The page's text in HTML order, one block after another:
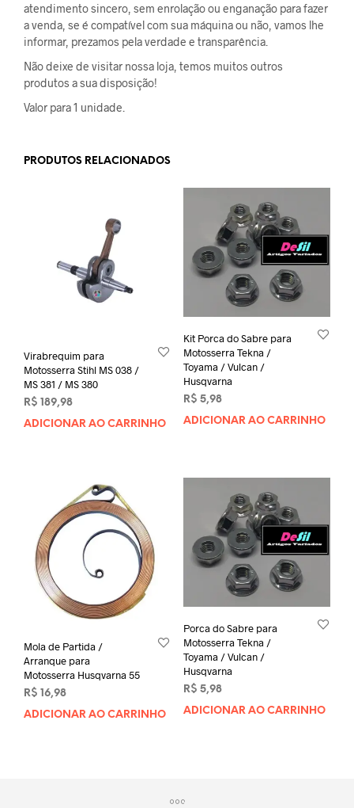
atendimento sincero, sem enrolação ou enganação para fazer
a venda, se é compatível com sua máquina ou não, vamos lhe
informar, prezamos pela verdade e transparência.
Não deixe de visitar nossa loja, temos muitos outros
produtos a sua disposição!
Valor para 1 unidade.
PRODUTOS RELACIONADOS
Virabrequim para
Motosserra Stihl MS 038 /
MS 381 / MS 380
R$ 189,98
ADICIONAR AO CARRINHO
Kit Porca do Sabre para
Motosserra Tekna /
Toyama / Vulcan /
Husqvarna
R$ 5,98
ADICIONAR AO CARRINHO
Mola de Partida /
Arranque para
Motosserra Husqvarna 55
R$ 16,98
ADICIONAR AO CARRINHO
Porca do Sabre para
Motosserra Tekna /
Toyama / Vulcan /
Husqvarna
R$ 5,98
ADICIONAR AO CARRINHO